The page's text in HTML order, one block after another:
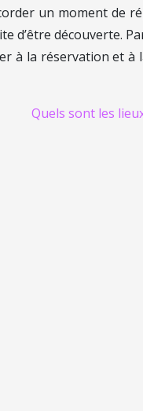
un moment de
d’être découverte.
à la réservation et
Quels sont les